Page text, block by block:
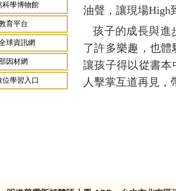
科學博物館
育平台
球資訊網
因材網
位學習入口
油聲，讓現場High
孩子的成長與進
了許多樂趣，也
讓孩子得以從書
人擊掌互道再見